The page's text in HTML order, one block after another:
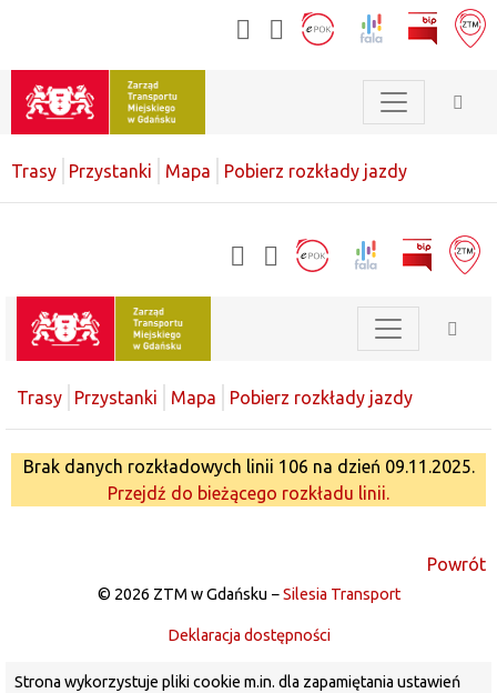
Trasy Przystanki Mapa Pobierz rozkłady jazdy
Trasy Przystanki Mapa Pobierz rozkłady jazdy
Brak danych rozkładowych linii 106 na dzień 09.11.2025.
Przejdź do bieżącego rozkładu linii.
Powrót
© 2026 ZTM w Gdańsku −Silesia Transport
Deklaracja dostępności
Strona wykorzystuje pliki cookie m.in. dla zapamiętania ustawień